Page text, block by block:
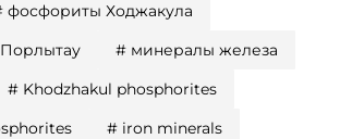
фосфориты Ходжакула
# минералы железа
# Khodzhakul phosphorites
# iron minerals